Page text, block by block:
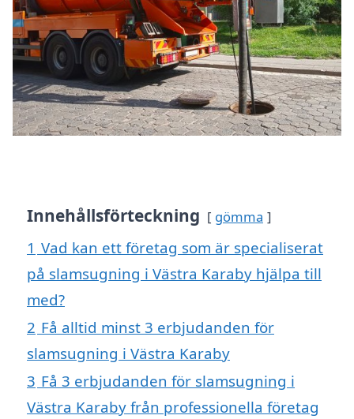
Innehållsförteckning gömma
1 Vad kan ett företag som är specialiserat
på slamsugning i Västra Karaby hjälpa till
med?
2 Få alltid minst 3 erbjudanden för
slamsugning i Västra Karaby
3 Få 3 erbjudanden för slamsugning i
Västra Karaby från professionella företag